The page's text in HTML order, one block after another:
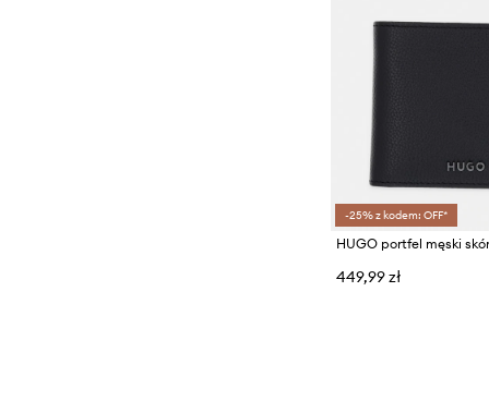
-25% z kodem: OFF*
449,99 zł